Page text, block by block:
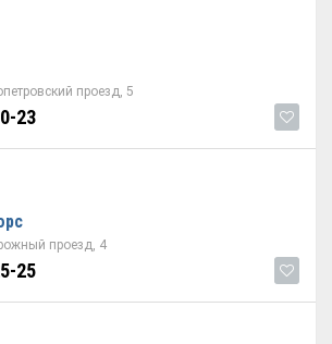
проезд, 5
23
проезд, 4
25